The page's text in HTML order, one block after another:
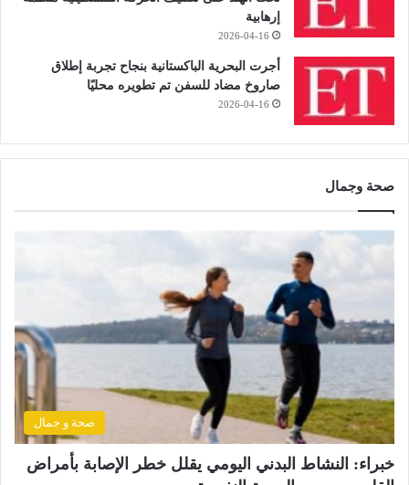
إرهابية
2026-04-16
أجرت البحرية الباكستانية بنجاح تجربة إطلاق
صاروخ مضاد للسفن تم تطويره محليًا
2026-04-16
صحة وجمال
صحة و جمال
خبراء: النشاط البدني اليومي يقلل خطر الإصابة بأمراض